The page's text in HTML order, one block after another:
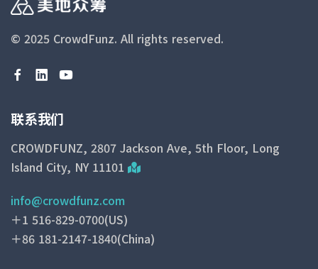
© 2025 CrowdFunz. All rights reserved.
联系我们
CROWDFUNZ, 2807 Jackson Ave, 5th Floor, Long
Island City, NY 11101
info@crowdfunz.com
＋1 516-829-0700(US)
＋86 181-2147-1840(China)